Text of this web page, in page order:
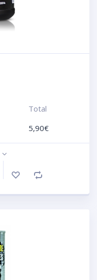
Total
5,90€